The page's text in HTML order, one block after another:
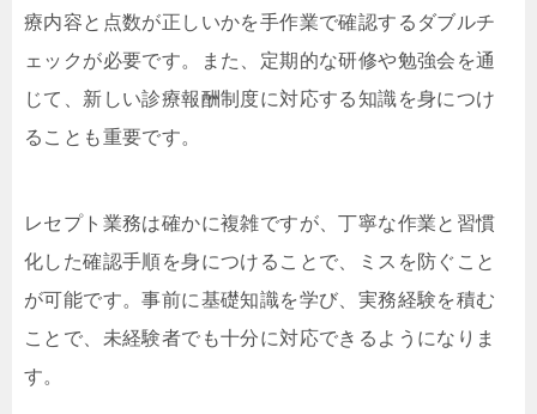
療内容と点数が正しいかを手作業で確認するダブルチ
ェックが必要です。また、定期的な研修や勉強会を通
じて、新しい診療報酬制度に対応する知識を身につけ
ることも重要です。
レセプト業務は確かに複雑ですが、丁寧な作業と習慣
化した確認手順を身につけることで、ミスを防ぐこと
が可能です。事前に基礎知識を学び、実務経験を積む
ことで、未経験者でも十分に対応できるようになりま
す。